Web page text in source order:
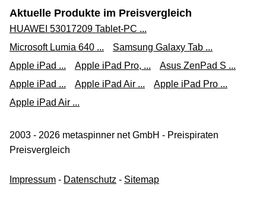
Aktuelle Produkte im Preisvergleich
HUAWEI 53017209 Tablet-PC ...
Microsoft Lumia 640 ...
Samsung Galaxy Tab ...
Apple iPad ...
Apple iPad Pro, ...
Asus ZenPad S ...
Apple iPad ...
Apple iPad Air ...
Apple iPad Pro ...
Apple iPad Air ...
2003 - 2026 metaspinner net GmbH - Preispiraten
Preisvergleich
Impressum - Datenschutz - Sitemap